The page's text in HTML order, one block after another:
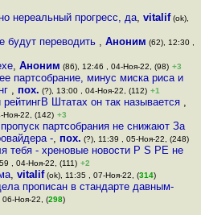
нереальный прогресс, да,vitalif(ok),
переводить , Аноним (62), 12:30 ,
, Аноним (86), 12:46 , 04-Ноя-22, (98) +3
партсобрание, минус миска риса и
, пох. (?), 13:00 , 04-Ноя-22, (112) +1
Штатах он так называется ,
Ноя-22, (142) +3
партсобрания не снижают За
-, пох. (?), 11:39 , 05-Ноя-22, (248)
тебя - хреновые новости P S PE не
, 04-Ноя-22, (111) +2
,vitalif(ok), 11:35 , 07-Ноя-22, (314)
прописан в стандарте давным-
Ноя-22, (298)